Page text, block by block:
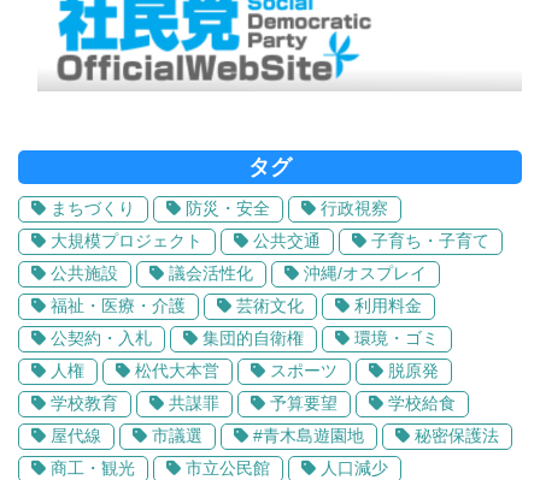
タグ
まちづくり 防災・安全
行政視察
大規模プロジェクト
公共交通
子育ち・子育て
公共施設
議会活性化
沖縄/オスプレイ
福祉・医療・介護
芸術文化
利用料金
公契約・入札
集団的自衛権
環境・ゴミ
人権
松代大本営 スポーツ
脱原発
学校教育
共謀罪 予算要望
学校給食
屋代線
市議選 #青木島遊園地
秘密保護法
商工・観光
市立公民館
人口減少